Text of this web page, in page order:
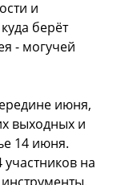
и
берёт
- могучей
июня,
выходных и
14 июня.
на